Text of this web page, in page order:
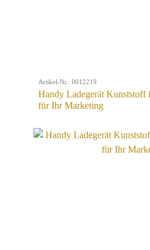
Artikel-Nr.: 0012219
Handy Ladegerät Kunststoff
für Ihr Marketing